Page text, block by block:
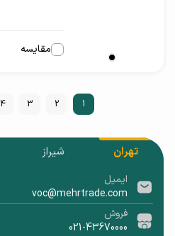
مقایسه
1
2
3
4
تهران شیراز
ایمیل
voc@mehrtrade.com
فروش
021-43670000